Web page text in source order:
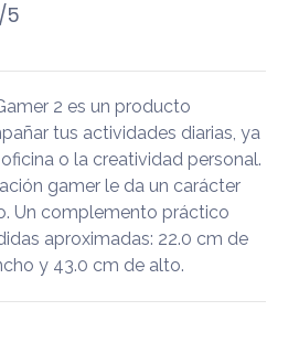
5
2 es un producto
tus actividades diarias, ya
o la creatividad personal.
gamer le da un carácter
Un complemento práctico
aproximadas: 22.0 cm de
y 43.0 cm de alto.